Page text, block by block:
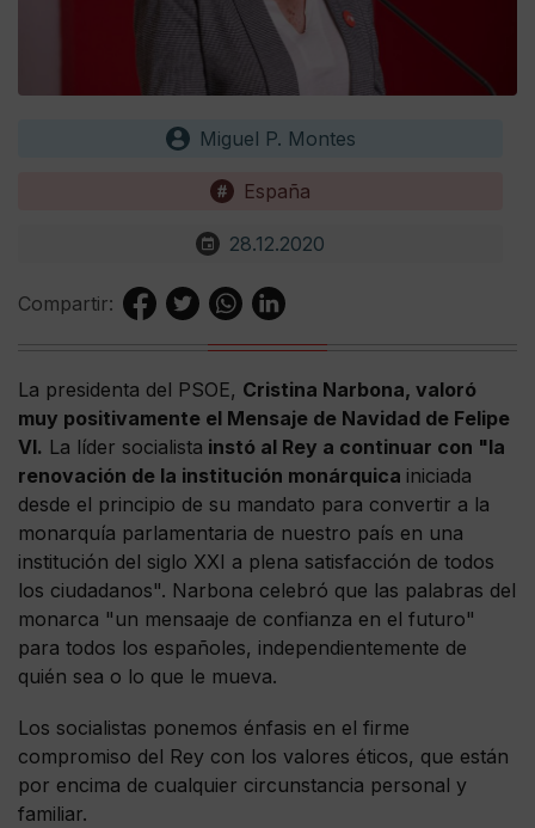
Miguel P. Montes
España
28.12.2020
Compartir:
La presidenta del PSOE, Cristina Narbona, valoró
muy positivamente el Mensaje de Navidad de Felipe
VI. La líder socialista instó al Rey a continuar con "la
renovación de la institución monárquica iniciada
desde el principio de su mandato para convertir a la
monarquía parlamentaria de nuestro país en una
institución del siglo XXI a plena satisfacción de todos
los ciudadanos". Narbona celebró que las palabras del
monarca "un mensaaje de confianza en el futuro"
para todos los españoles, independientemente de
quién sea o lo que le mueva.
Los socialistas ponemos énfasis en el firme
compromiso del Rey con los valores éticos, que están
por encima de cualquier circunstancia personal y
familiar.